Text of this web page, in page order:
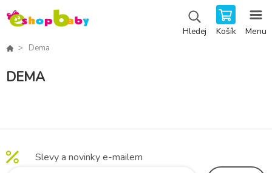
Hledej Košík Menu
Dema
DEMA
Slevy a novinky e-mailem